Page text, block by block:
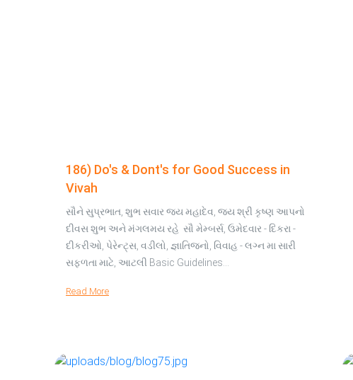
186) Do's & Dont's for Good Success in
Vivah
સૌને સુપ્રભાત, શુભ સવાર જય મહાદેવ, જય શ્રી કૃષ્ણ આપનો
દીવસ શુભ અને મંગલમય રહે સૌ મેમ્બર્સ, ઉમેદવાર - દિકરા -
દીકરીઓ, પેરેન્ટ્સ, વડીલો, જ્ઞાતિજનો, વિવાહ - લગ્ન મા સારી
સફળતા માટે, આટલી Basic Guidelines…
Read More